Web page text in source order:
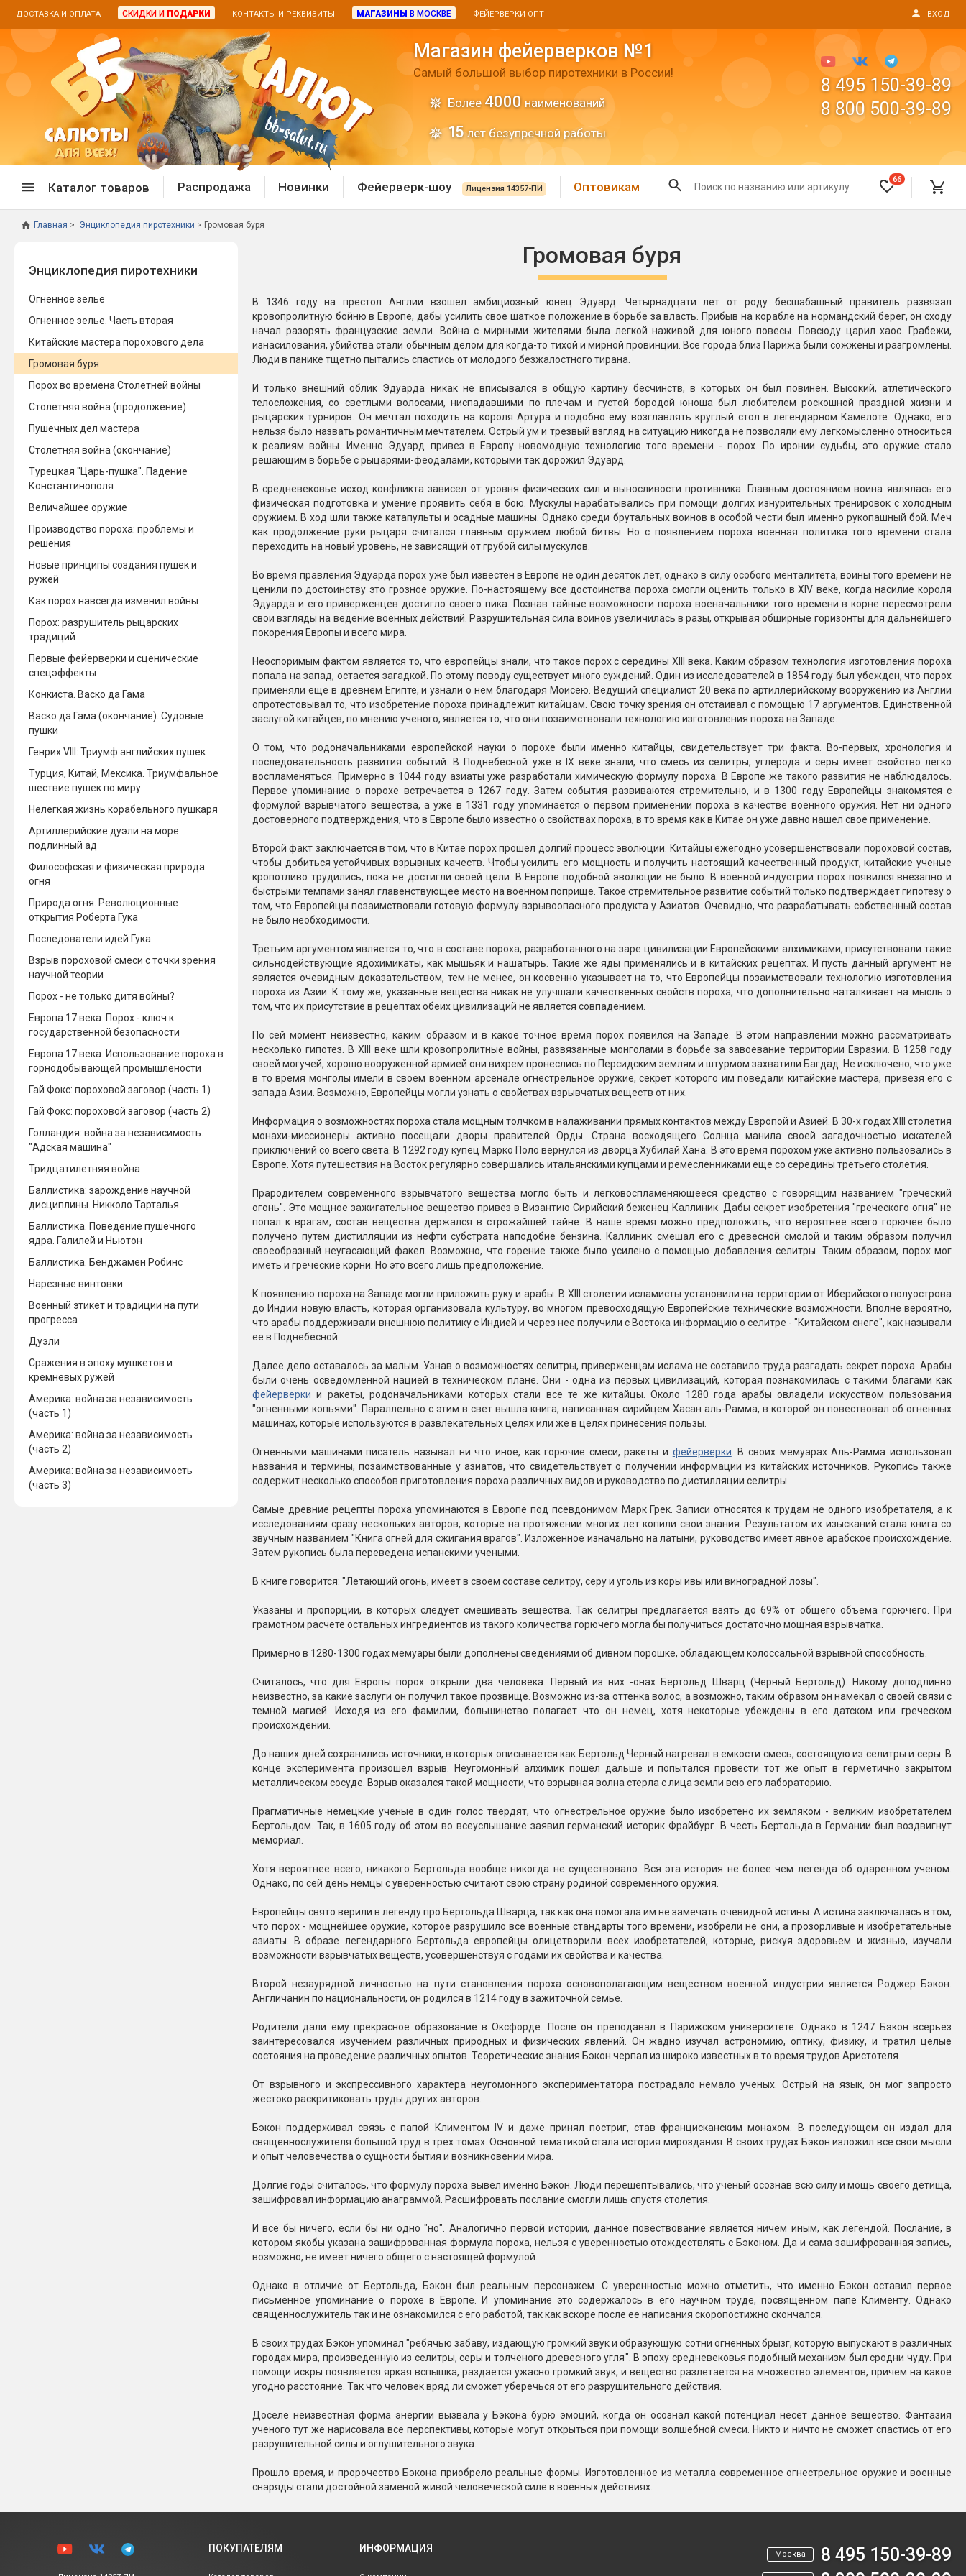
ДОСТАВКА И ОПЛАТА СКИДКИ И ПОДАРКИ КОНТАКТЫ И РЕКВИЗИТЫ МАГАЗИНЫ В МОСКВЕ ФЕЙЕРВЕРКИ ОПТ ВХОД
Магазин фейерверков №1
Самый большой выбор пиротехники в России!
Более 4000 наименований
15лет безупречной работы
8 495 150-39-89
8 800 500-39-89
Каталог товаров
Распродажа фейерверков
Распродажа бенгальских огней
Новинки 2025/26
Фейерверки на свадьбу
Фейерверк-шоу
Батареи салютов
Цветной дым
Батареи салютов
Маленькие фейерверки
Средние фейерверки
Большие фейерверки
Супер-фейерверки
Пневмохлопушки
Петарды
Фитильные
Лимонки, гранаты
Корсары
Летающие и наземные
Бабочки, пчелы
Жуки
Циркоблицы
Факелы цветного огня
Цветной дым
Стробоскопы
Сигнальная пиротехника
Хлопушки и пневмохлопушки
Маленькие хлопушки
Пневмохлопушки
Пружинные хлопушки
Бенгальские огни
Бенгальские огни малые
Бенгальские огни большие
Фонтаны пиротехнические
Фонтаны в торт (холодные)
Фонтаны сценические (холодные)
Фонтаны для улицы
Вулканы
Ракеты
Фестивальные шары
Фонтаны в торт (холодные)
Конфетти, серпантин
Небесные фонарики
Оборудование для
спецэффектов
Фейерверк-шоу
Распродажа Новинки Фейерверк-шоу Лицензия 14357-ПИ Оптовикам
66
Главная Энциклопедия пиротехники Громовая буря
Энциклопедия пиротехники
Огненное зелье
Огненное зелье. Часть вторая
Китайские мастера порохового дела
Громовая буря
Порох во времена Столетней войны
Столетняя война (продолжение)
Пушечных дел мастера
Столетняя война (окончание)
Турецкая "Царь-пушка". Падение
Константинополя
Величайшее оружие
Производство пороха: проблемы и
решения
Новые принципы создания пушек и
ружей
Как порох навсегда изменил войны
Порох: разрушитель рыцарских
традиций
Первые фейерверки и сценические
спецэффекты
Конкиста. Васко да Гама
Васко да Гама (окончание). Судовые
пушки
Генрих VIII: Триумф английских пушек
Турция, Китай, Мексика. Триумфальное
шествие пушек по миру
Нелегкая жизнь корабельного пушкаря
Артиллерийские дуэли на море:
подлинный ад
Философская и физическая природа
огня
Природа огня. Революционные
открытия Роберта Гука
Последователи идей Гука
Взрыв пороховой смеси с точки зрения
научной теории
Порох - не только дитя войны?
Европа 17 века. Порох - ключ к
государственной безопасности
Европа 17 века. Использование пороха в
горнодобывающей промышлености
Гай Фокс: пороховой заговор (часть 1)
Гай Фокс: пороховой заговор (часть 2)
Голландия: война за независимость.
"Адская машина"
Тридцатилетняя война
Баллистика: зарождение научной
дисциплины. Никколо Тарталья
Баллистика. Поведение пушечного
ядра. Галилей и Ньютон
Баллистика. Бенджамен Робинс
Нарезные винтовки
Военный этикет и традиции на пути
прогресса
Дуэли
Сражения в эпоху мушкетов и
кремневых ружей
Америка: война за независимость
(часть 1)
Америка: война за независимость
(часть 2)
Америка: война за независимость
(часть 3)
Громовая буря
В 1346 году на престол Англии взошел амбициозный юнец Эдуард. Четырнадцати лет от роду бесшабашный правитель развязал
кровопролитную бойню в Европе, дабы усилить свое шаткое положение в борьбе за власть. Прибыв на корабле на нормандский берег, он сходу
начал разорять французские земли. Война с мирными жителями была легкой наживой для юного повесы. Повсюду царил хаос. Грабежи,
изнасилования, убийства стали обычным делом для когда-то тихой и мирной провинции. Все города близ Парижа были сожжены и разгромлены.
Люди в панике тщетно пытались спастись от молодого безжалостного тирана.
И только внешний облик Эдуарда никак не вписывался в общую картину бесчинств, в которых он был повинен. Высокий, атлетического
телосложения, со светлыми волосами, ниспадавшими по плечам и густой бородой юноша был любителем роскошной праздной жизни и
рыцарских турниров. Он мечтал походить на короля Артура и подобно ему возглавлять круглый стол в легендарном Камелоте. Однако, его
нельзя было назвать романтичным мечтателем. Острый ум и трезвый взгляд на ситуацию никогда не позволяли ему легкомысленно относиться
к реалиям войны. Именно Эдуард привез в Европу новомодную технологию того времени - порох. По иронии судьбы, это оружие стало
решающим в борьбе с рыцарями-феодалами, которыми так дорожил Эдуард.
В средневековье исход конфликта зависел от уровня физических сил и выносливости противника. Главным достоянием воина являлась его
физическая подготовка и умение проявить себя в бою. Мускулы нарабатывались при помощи долгих изнурительных тренировок с холодным
оружием. В ход шли также катапульты и осадные машины. Однако среди брутальных воинов в особой чести был именно рукопашный бой. Меч
как продолжение руки рыцаря считался главным оружием любой битвы. Но с появлением пороха военная политика того времени стала
переходить на новый уровень, не зависящий от грубой силы мускулов.
Во время правления Эдуарда порох уже был известен в Европе не один десяток лет, однако в силу особого менталитета, воины того времени не
ценили по достоинству это грозное оружие. По-настоящему все достоинства пороха смогли оценить только в XIV веке, когда насилие короля
Эдуарда и его приверженцев достигло своего пика. Познав тайные возможности пороха военачальники того времени в корне пересмотрели
свои взгляды на ведение военных действий. Разрушительная сила воинов увеличилась в разы, открывая обширные горизонты для дальнейшего
покорения Европы и всего мира.
Неоспоримым фактом является то, что европейцы знали, что такое порох с середины XIII века. Каким образом технология изготовления пороха
попала на запад, остается загадкой. По этому поводу существует много суждений. Один из исследователей в 1854 году был убежден, что порох
применяли еще в древнем Египте, и узнали о нем благодаря Моисею. Ведущий специалист 20 века по артиллерийскому вооружению из Англии
опротестовывал то, что изобретение пороха принадлежит китайцам. Свою точку зрения он отстаивал с помощью 17 аргументов. Единственной
заслугой китайцев, по мнению ученого, является то, что они позаимствовали технологию изготовления пороха на Западе.
О том, что родоначальниками европейской науки о порохе были именно китайцы, свидетельствует три факта. Во-первых, хронология и
последовательность развития событий. В Поднебесной уже в IX веке знали, что смесь из селитры, углерода и серы имеет свойство легко
воспламеняться. Примерно в 1044 году азиаты уже разработали химическую формулу пороха. В Европе же такого развития не наблюдалось.
Первое упоминание о порохе встречается в 1267 году. Затем события развиваются стремительно, и в 1300 году Европейцы знакомятся с
формулой взрывчатого вещества, а уже в 1331 году упоминается о первом применении пороха в качестве военного оружия. Нет ни одного
достоверного подтверждения, что в Европе было известно о свойствах пороха, в то время как в Китае он уже давно нашел свое применение.
Второй факт заключается в том, что в Китае порох прошел долгий процесс эволюции. Китайцы ежегодно усовершенствовали пороховой состав,
чтобы добиться устойчивых взрывных качеств. Чтобы усилить его мощность и получить настоящий качественный продукт, китайские ученые
кропотливо трудились, пока не достигли своей цели. В Европе подобной эволюции не было. В военной индустрии порох появился внезапно и
быстрыми темпами занял главенствующее место на военном поприще. Такое стремительное развитие событий только подтверждает гипотезу о
том, что Европейцы позаимствовали готовую формулу взрывоопасного продукта у Азиатов. Очевидно, что разрабатывать собственный состав
не было необходимости.
Третьим аргументом является то, что в составе пороха, разработанного на заре цивилизации Европейскими алхимиками, присутствовали такие
сильнодействующие ядохимикаты, как мышьяк и нашатырь. Такие же яды применялись и в китайских рецептах. И пусть данный аргумент не
является очевидным доказательством, тем не менее, он косвенно указывает на то, что Европейцы позаимствовали технологию изготовления
пороха из Азии. К тому же, указанные вещества никак не улучшали качественных свойств пороха, что дополнительно наталкивает на мысль о
том, что их присутствие в рецептах обеих цивилизаций не является совпадением.
По сей момент неизвестно, каким образом и в какое точное время порох появился на Западе. В этом направлении можно рассматривать
несколько гипотез. В XIII веке шли кровопролитные войны, развязанные монголами в борьбе за завоевание территории Евразии. В 1258 году
своей могучей, хорошо вооруженной армией они вихрем пронеслись по Персидским землям и штурмом захватили Багдад. Не исключено, что уже
в то время монголы имели в своем военном арсенале огнестрельное оружие, секрет которого им поведали китайские мастера, привезя его с
запада Азии. Возможно, Европейцы могли узнать о свойствах взрывчатых веществ от них.
Информация о возможностях пороха стала мощным толчком в налаживании прямых контактов между Европой и Азией. В 30-х годах XIII столетия
монахи-миссионеры активно посещали дворы правителей Орды. Страна восходящего Солнца манила своей загадочностью искателей
приключений со всего света. В 1292 году купец Марко Поло вернулся из дворца Хубилай Хана. В это время порохом уже активно пользовались в
Европе. Хотя путешествия на Восток регулярно совершались итальянскими купцами и ремесленниками еще со середины третьего столетия.
Прародителем современного взрывчатого вещества могло быть и легковоспламеняющееся средство с говорящим названием "греческий
огонь". Это мощное зажигательное вещество привез в Византию Сирийский беженец Каллиник. Дабы секрет изобретения "греческого огня" не
попал к врагам, состав вещества держался в строжайшей тайне. В наше время можно предположить, что вероятнее всего горючее было
получено путем дистилляции из нефти субстрата наподобие бензина. Каллиник смешал его с древесной смолой и таким образом получил
своеобразный неугасающий факел. Возможно, что горение также было усилено с помощью добавления селитры. Таким образом, порох мог
иметь и греческие корни. Но это всего лишь предположение.
К появлению пороха на Западе могли приложить руку и арабы. В XIII столетии исламисты установили на территории от Иберийского полуострова
до Индии новую власть, которая организовала культуру, во многом превосходящую Европейские технические возможности. Вполне вероятно,
что арабы поддерживали внешнюю политику с Индией и через нее получили с Востока информацию о селитре - "Китайском снеге", как называли
ее в Поднебесной.
Далее дело оставалось за малым. Узнав о возможностях селитры, приверженцам ислама не составило труда разгадать секрет пороха. Арабы
были очень осведомленной нацией в техническом плане. Они - одна из первых цивилизаций, которая познакомилась с такими благами как
фейерверки и ракеты, родоначальниками которых стали все те же китайцы. Около 1280 года арабы овладели искусством пользования
"огненными копьями". Параллельно с этим в свет вышла книга, написанная сирийцем Хасан аль-Рамма, в которой он повествовал об огненных
машинах, которые используются в развлекательных целях или же в целях принесения пользы.
Огненными машинами писатель называл ни что иное, как горючие смеси, ракеты и фейерверки. В своих мемуарах Аль-Рамма использовал
названия и термины, позаимствованные у азиатов, что свидетельствует о получении информации из китайских источников. Рукопись также
содержит несколько способов приготовления пороха различных видов и руководство по дистилляции селитры.
Самые древние рецепты пороха упоминаются в Европе под псевдонимом Марк Грек. Записи относятся к трудам не одного изобретателя, а к
исследованиям сразу нескольких авторов, которые на протяжении многих лет копили свои знания. Результатом их изысканий стала книга со
звучным названием "Книга огней для сжигания врагов". Изложенное изначально на латыни, руководство имеет явное арабское происхождение.
Затем рукопись была переведена испанскими учеными.
В книге говорится: "Летающий огонь, имеет в своем составе селитру, серу и уголь из коры ивы или виноградной лозы".
Указаны и пропорции, в которых следует смешивать вещества. Так селитры предлагается взять до 69% от общего объема горючего. При
грамотном расчете остальных ингредиентов из такого количества горючего могла бы получиться достаточно мощная взрывчатка.
Примерно в 1280-1300 годах мемуары были дополнены сведениями об дивном порошке, обладающем колоссальной взрывной способность.
Считалось, что для Европы порох открыли два человека. Первый из них -онах Бертольд Шварц (Черный Бертольд). Никому доподлинно
неизвестно, за какие заслуги он получил такое прозвище. Возможно из-за оттенка волос, а возможно, таким образом он намекал о своей связи с
темной магией. Исходя из его фамилии, большинство полагает что он немец, хотя некоторые убеждены в его датском или греческом
происхождении.
До наших дней сохранились источники, в которых описывается как Бертольд Черный нагревал в емкости смесь, состоящую из селитры и серы. В
конце эксперимента произошел взрыв. Неугомонный алхимик пошел дальше и попытался провести тот же опыт в герметично закрытом
металлическом сосуде. Взрыв оказался такой мощности, что взрывная волна стерла с лица земли всю его лабораторию.
Прагматичные немецкие ученые в один голос твердят, что огнестрельное оружие было изобретено их земляком - великим изобретателем
Бертольдом. Так, в 1605 году об этом во всеуслышание заявил германский историк Фрайбург. В честь Бертольда в Германии был воздвигнут
мемориал.
Хотя вероятнее всего, никакого Бертольда вообще никогда не существовало. Вся эта история не более чем легенда об одаренном ученом.
Однако, по сей день немцы с уверенностью считают свою страну родиной современного оружия.
Европейцы свято верили в легенду про Бертольда Шварца, так как она помогала им не замечать очевидной истины. А истина заключалась в том,
что порох - мощнейшее оружие, которое разрушило все военные стандарты того времени, изобрели не они, а прозорливые и изобретательные
азиаты. В образе легендарного Бертольда европейцы олицетворили всех изобретателей, которые, рискуя здоровьем и жизнью, изучали
возможности взрывчатых веществ, усовершенствуя с годами их свойства и качества.
Второй незаурядной личностью на пути становления пороха основополагающим веществом военной индустрии является Роджер Бэкон.
Англичанин по национальности, он родился в 1214 году в зажиточной семье.
Родители дали ему прекрасное образование в Оксфорде. После он преподавал в Парижском университете. Однако в 1247 Бэкон всерьез
заинтересовался изучением различных природных и физических явлений. Он жадно изучал астрономию, оптику, физику, и тратил целые
состояния на проведение различных опытов. Теоретические знания Бэкон черпал из широко известных в то время трудов Аристотеля.
От взрывного и экспрессивного характера неугомонного экспериментатора пострадало немало ученых. Острый на язык, он мог запросто
жестоко раскритиковать труды других авторов.
Бэкон поддерживал связь с папой Климентом IV и даже принял постриг, став францисканским монахом. В последующем он издал для
священнослужителя большой труд в трех томах. Основной тематикой стала история мироздания. В своих трудах Бэкон изложил все свои мысли
и опыт человечества о сущности бытия и возникновении мира.
Долгие годы считалось, что формулу пороха вывел именно Бэкон. Люди перешептывались, что ученый осознав всю силу и мощь своего детища,
зашифровал информацию анаграммой. Расшифровать послание смогли лишь спустя столетия.
И все бы ничего, если бы ни одно "но". Аналогично первой истории, данное повествование является ничем иным, как легендой. Послание, в
котором якобы указана зашифрованная формула пороха, нельзя с уверенностью отождествлять с Бэконом. Да и сама зашифрованная запись,
возможно, не имеет ничего общего с настоящей формулой.
Однако в отличие от Бертольда, Бэкон был реальным персонажем. С уверенностью можно отметить, что именно Бэкон оставил первое
письменное упоминание о порохе в Европе. И упоминание это содержалось в его научном труде, посвященном папе Клименту. Однако
священнослужитель так и не ознакомился с его работой, так как вскоре после ее написания скоропостижно скончался.
В своих трудах Бэкон упоминал "ребячью забаву, издающую громкий звук и образующую сотни огненных брызг, которую выпускают в различных
городах мира, произведенную из селитры, серы и толченого древесного угля". В эпоху средневековья подобный механизм был сродни чуду. При
помощи искры появляется яркая вспышка, раздается ужасно громкий звук, и вещество разлетается на множество элементов, причем на какое
угодно расстояние. Так что человек вряд ли сможет уберечься от его разрушительного действия.
Доселе неизвестная форма энергии вызвала у Бэкона бурю эмоций, когда он осознал какой потенциал несет данное вещество. Фантазия
ученого тут же нарисовала все перспективы, которые могут открыться при помощи волшебной смеси. Никто и ничто не сможет спастись от его
разрушительной силы и оглушительного звука.
Прошло время, и пророчество Бэкона приобрело реальные формы. Изготовленное из металла современное огнестрельное оружие и военные
снаряды стали достойной заменой живой человеческой силе в военных действиях.
ПОКУПАТЕЛЯМ ИНФОРМАЦИЯ
Москва 8 495 150-39-89